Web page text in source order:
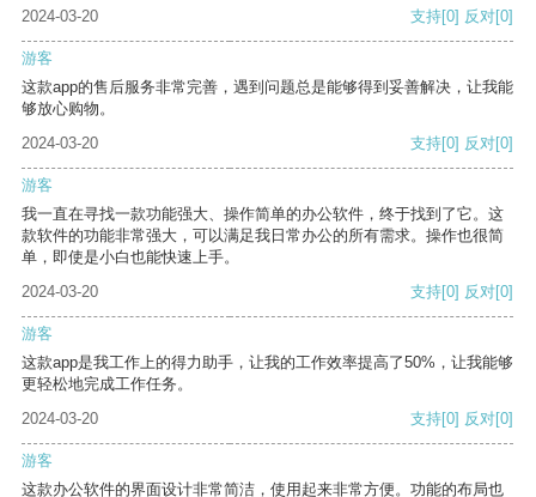
2024-03-20 支持[0] 反对[0]
游客
这款app的售后服务非常完善，遇到问题总是能够得到妥善解决，让我能
够放心购物。
2024-03-20
支持[0] 反对[0]
游客
我一直在寻找一款功能强大、操作简单的办公软件，终于找到了它。这
款软件的功能非常强大，可以满足我日常办公的所有需求。操作也很简
单，即使是小白也能快速上手。
2024-03-20
支持[0] 反对[0]
游客
这款app是我工作上的得力助手，让我的工作效率提高了50%，让我能够
更轻松地完成工作任务。
2024-03-20
支持[0] 反对[0]
游客
这款办公软件的界面设计非常简洁，使用起来非常方便。功能的布局也